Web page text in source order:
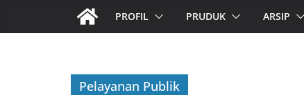
PROFIL PRUDUK ARSIP
Pelayanan Publik